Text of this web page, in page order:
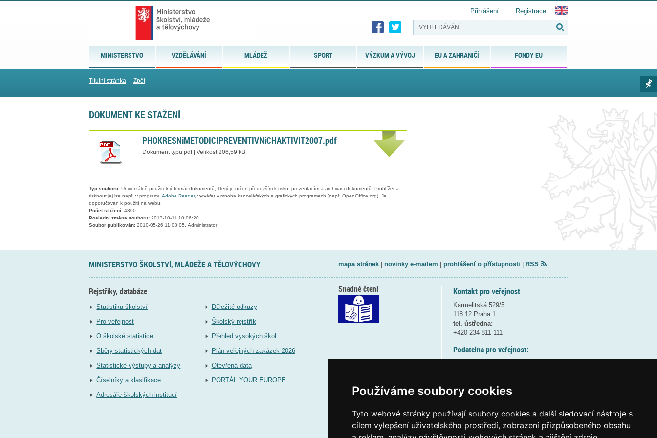
Používáme soubory cookies
Tyto webové stránky používají soubory cookies a další sledovací nástroje s
cílem vylepšení uživatelského prostředí, zobrazení přizpůsobeného obsahu
MINISTERSTVO VZDĚLÁVÁNÍ MLÁDEŽ SPORT VÝZKUM A VÝVOJ EU A ZAHRANIČÍ FONDY EU
Přihlášení Registrace
Titulní stránka Zpět
DOKUMENT KE STAŽENÍ
PHOKRESNiMETODICIPREVENTIVNiCHAKTIVIT2007.pdf
Dokument typu pdf | Velikost 206,59 kB
Typ souboru: Univerzálně použitelný formát dokumentů, který je určen především k tisku, prezentacím a archivaci dokumentů. Prohlížet a
tisknout jej lze např. v programu Adobe Reader, vytvářet v mnoha kancelářských a grafických programech (např. OpenOffice.org). Je
doporučován k použití na webu.
Počet stažení: 4300
Poslední změna souboru: 2013-10-11 10:06:20
Soubor publikován: 2010-05-26 11:08:05, Administrator
MINISTERSTVO ŠKOLSTVÍ, MLÁDEŽE A TĚLOVÝCHOVY mapa stránek| novinky e-mailem prohlášení o přístupnosti RSS
Rejstříky, databáze
Statistika školství
Pro veřejnost
O školské statistice
Sběry statistických dat
Statistické výstupy a analýzy
Číselníky a klasifikace
Adresáře školských institucí
Důležité odkazy
Školský rejstřík
Přehled vysokých škol
Plán veřejných zakázek 2026
Otevřená data
PORTÁL YOUR EUROPE
Kontakt pro veřejnost
Karmelitská 529/5
118 12 Praha 1
tel. ústředna:
+420 234 811 111
Podatelna pro veřejnost:
(více informací
Elektronická podatelna:
Snadné čtení